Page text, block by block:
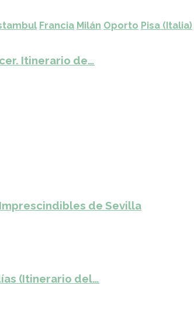
Francia Milán Oporto Pisa (Italia)
Itinerario de…
de Sevilla
(Itinerario del…